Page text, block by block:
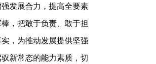
发展合力，提高全要素
，把敢于负责、敢于担
，为推动发展提供坚强
新常态的能力素质，切